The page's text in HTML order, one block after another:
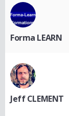
Forma LEARN
Jeff CLEMENT